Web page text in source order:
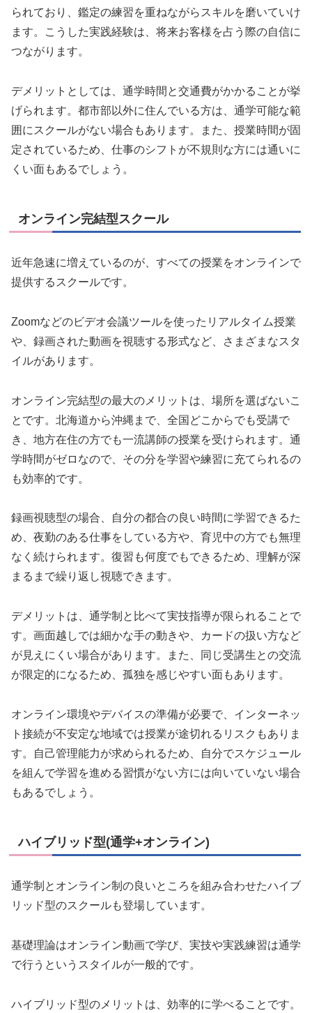
られており、鑑定の練習を重ねながらスキルを磨いていけ
ます。こうした実践経験は、将来お客様を占う際の自信に
つながります。
デメリットとしては、通学時間と交通費がかかることが挙
げられます。都市部以外に住んでいる方は、通学可能な範
囲にスクールがない場合もあります。また、授業時間が固
定されているため、仕事のシフトが不規則な方には通いに
くい面もあるでしょう。
オンライン完結型スクール
近年急速に増えているのが、すべての授業をオンラインで
提供するスクールです。
Zoomなどのビデオ会議ツールを使ったリアルタイム授業
や、録画された動画を視聴する形式など、さまざまなスタ
イルがあります。
オンライン完結型の最大のメリットは、場所を選ばないこ
とです。北海道から沖縄まで、全国どこからでも受講で
き、地方在住の方でも一流講師の授業を受けられます。通
学時間がゼロなので、その分を学習や練習に充てられるの
も効率的です。
録画視聴型の場合、自分の都合の良い時間に学習できるた
め、夜勤のある仕事をしている方や、育児中の方でも無理
なく続けられます。復習も何度でもできるため、理解が深
まるまで繰り返し視聴できます。
デメリットは、通学制と比べて実技指導が限られることで
す。画面越しでは細かな手の動きや、カードの扱い方など
が見えにくい場合があります。また、同じ受講生との交流
が限定的になるため、孤独を感じやすい面もあります。
オンライン環境やデバイスの準備が必要で、インターネッ
ト接続が不安定な地域では授業が途切れるリスクもありま
す。自己管理能力が求められるため、自分でスケジュール
を組んで学習を進める習慣がない方には向いていない場合
もあるでしょう。
ハイブリッド型(通学+オンライン)
通学制とオンライン制の良いところを組み合わせたハイブ
リッド型のスクールも登場しています。
基礎理論はオンライン動画で学び、実技や実践練習は通学
で行うというスタイルが一般的です。
ハイブリッド型のメリットは、効率的に学べることです。